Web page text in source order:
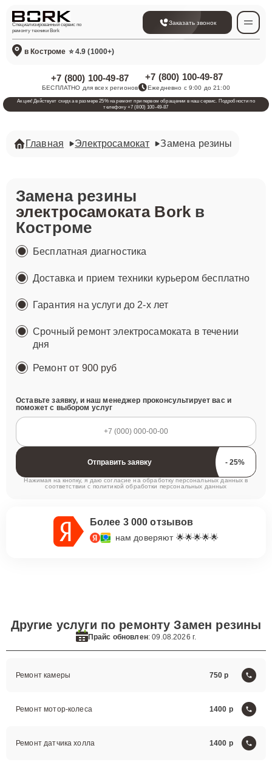
Специализированный сервис по
ремонту техники Bork
Заказать звонок
в Костроме ⭐ 4.9 (1000+)
+7 (800) 100-49-87
БЕСПЛАТНО для всех регионов
+7 (800) 100-49-87
Ежедневно с 9:00 до 21:00
Акция! Действует скидка в размере 25% на ремонт при первом обращении в наш сервис. Подробности по
телефону +7 (800) 100-49-87
Главная Электросамокат Замена резины
Замена резины
электросамоката Borkв
Костроме
Бесплатная диагностика
Доставка и прием техники курьером бесплатно
Гарантия на услуги до 2-х лет
Срочный ремонт электросамоката в течении
дня
Ремонтот 900 руб
Оставьте заявку, и наш менеджер проконсультирует вас и
поможет с выбором услуг
Отправить заявку
Нажимая на кнопку, я даю согласие на обработку персональных данных в
соответствии с политикой обработки персональных данных
Более 3 000 отзывов
нам доверяют 🌟🌟🌟🌟🌟
Другие услуги по ремонту Замен резины
Прайс обновлен: 09.08.2026 г.
Ремонт камеры 750
Ремонт мотор-колеса 1400
Ремонт датчика холла 1400